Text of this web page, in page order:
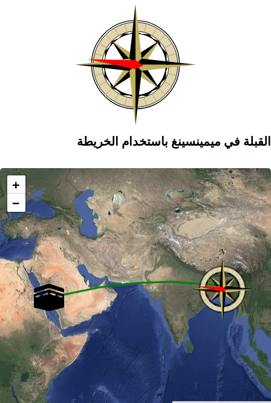
القبلة في ميمينسينغ باستخدام الخريطة
+
−